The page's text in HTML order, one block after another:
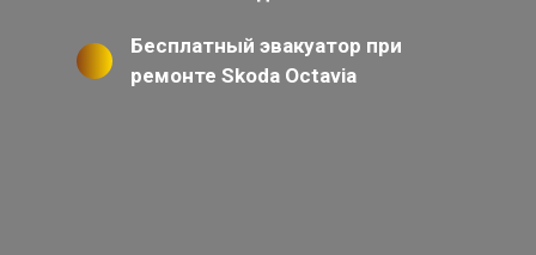
Бесплатный эвакуатор при
ремонте Skoda Octavia